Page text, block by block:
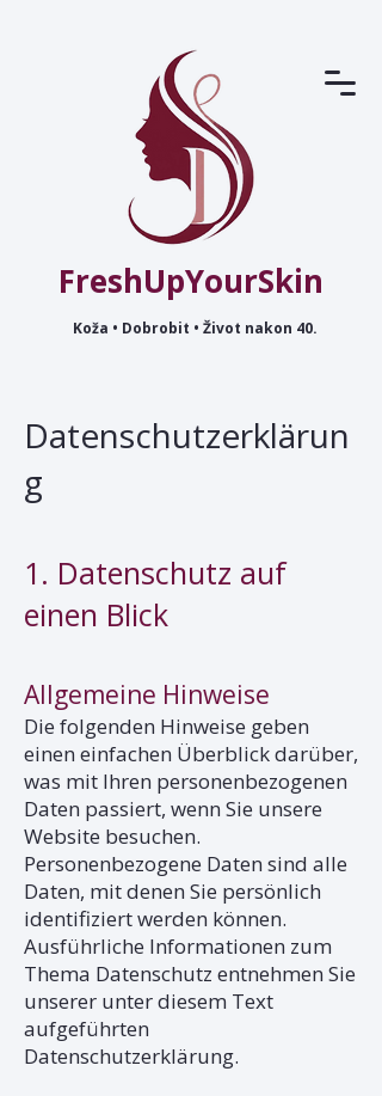
FreshUpYourSkin
Koža • Dobrobit • Život nakon 40.
Datenschutzerklärun
g
1. Datenschutz auf
einen Blick
Allgemeine Hinweise
Die folgenden Hinweise geben
einen einfachen Überblick darüber,
was mit Ihren personenbezogenen
Daten passiert, wenn Sie unsere
Website besuchen.
Personenbezogene Daten sind alle
Daten, mit denen Sie persönlich
identifiziert werden können.
Ausführliche Informationen zum
Thema Datenschutz entnehmen Sie
unserer unter diesem Text
aufgeführten
Datenschutzerklärung.